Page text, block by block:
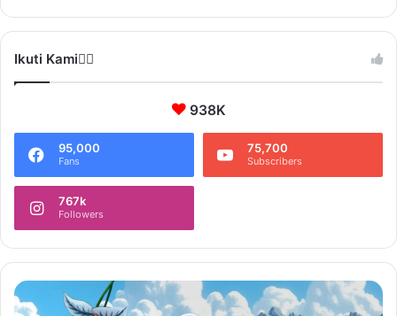
Ikuti Kami❤️‍🔥
938K
95,000
Fans
75,700
Subscribers
767k
Followers